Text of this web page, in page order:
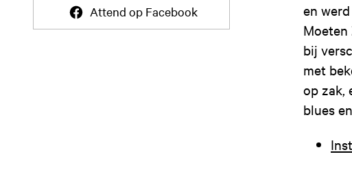
Attend op Facebook
en
Moeten
bij
met
op zak,
blues